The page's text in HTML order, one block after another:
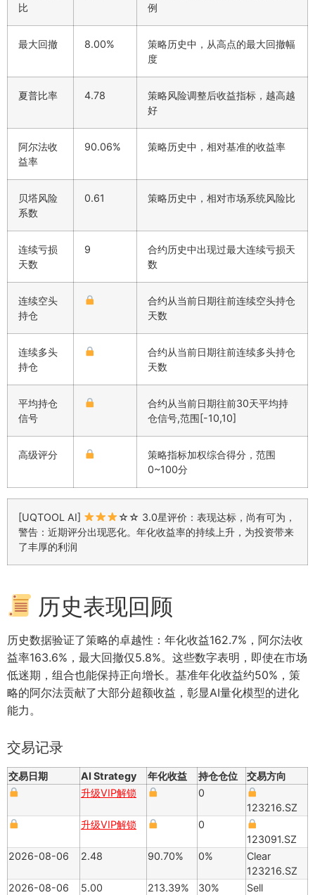
比
例
最大回撤 8.00%
策略历史中，从高点的最大回撤幅
度
夏普比率 4.78
策略风险调整后收益指标，越高越
好
阿尔法收
益率
90.06% 策略历史中，相对基准的收益率
贝塔风险
系数
0.61 策略历史中，相对市场系统风险比
连续亏损
天数
9
合约历史中出现过最大连续亏损天
数
连续空头
持仓
合约从当前日期往前连续空头持仓
天数
连续多头
持仓
合约从当前日期往前连续多头持仓
天数
平均持仓
信号
合约从当前日期往前30天平均持
仓信号,范围[-10,10]
高级评分
策略指标加权综合得分，范围
0~100分
[UQTOOL AI]
☆☆ 3.0星评价：表现达标，尚有可为，
警告：近期评分出现恶化。年化收益率的持续上升，为投资带来
了丰厚的利润
历史表现回顾
历史数据验证了策略的卓越性：年化收益162.7%，阿尔法收
益率163.6%，最大回撤仅5.8%。这些数字表明，即使在市场
低迷期，组合也能保持正向增长。基准年化收益约50%，策
略的阿尔法贡献了大部分超额收益，彰显AI量化模型的进化
能力。
交易记录
交易日期 AI Strategy 年化收益 持仓仓位
交易方向
升级VIP解锁
0
123216.SZ
升级VIP解锁
0
123091.SZ
2026-08-06
2.48 90.70% 0%
Clear
123216.SZ
2026-08-06
5.00 213.39% 30%
Sell